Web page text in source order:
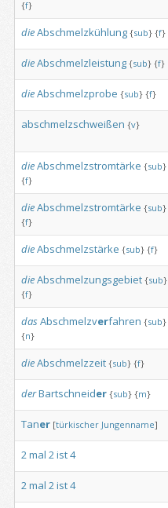
{f}
dieAbschmelzkühlung {sub} {f}
dieAbschmelzleistung {sub} {f}
dieAbschmelzprobe {sub} {f}
abschmelzschweißen {v}
dieAbschmelzstromtärke {sub}
{f}
dieAbschmelzstromtärke {sub}
{f}
dieAbschmelzstärke {sub} {f}
dieAbschmelzungsgebiet {sub}
{f}
dasAbschmelzverfahren {sub}
{n}
dieAbschmelzzeit {sub} {f}
derBartschneider {sub} {m}
Taner [türkischer Jungenname]
2mal 2ist4
2mal 2ist4